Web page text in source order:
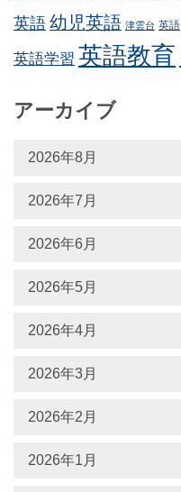
英語幼児英語 津雲台 英語
英語学習 英語教育
アーカイブ
2026年8月
2026年7月
2026年6月
2026年5月
2026年4月
2026年3月
2026年2月
2026年1月